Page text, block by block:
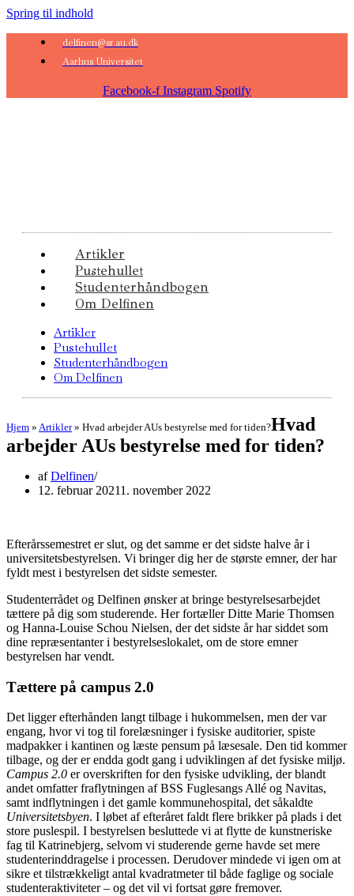
Spring til indhold
delfinen@sr.au.dk
Aarhus Universitet
Facebook-f Instagram Spotify
Artikler
Pustehullet
Studenterhåndbogen
Om Delfinen
Artikler
Pustehullet
Studenterhåndbogen
Om Delfinen
Hjem » Artikler» Hvad arbejder AUs bestyrelse med for tiden?Hvad
arbejder AUs bestyrelse med for tiden?
afDelfinen
12. februar 20211. november 2022
Efterårssemestret er slut, og det samme er det sidste halve år i
universitetsbestyrelsen. Vi bringer dig her de største emner, der har
fyldt mest i bestyrelsen det sidste semester.
Studenterrådet og Delfinen ønsker at bringe bestyrelsesarbejdet
tættere på dig som studerende. Her fortæller Ditte Marie Thomsen
og Hanna-Louise Schou Nielsen, der det sidste år har siddet som
dine repræsentanter i bestyrelseslokalet, om de store emner
bestyrelsen har vendt.
Tættere på campus 2.0
Det ligger efterhånden langt tilbage i hukommelsen, men der var
engang, hvor vi tog til forelæsninger i fysiske auditorier, spiste
madpakker i kantinen og læste pensum på læsesale. Den tid kommer
tilbage, og der er endda godt gang i udviklingen af det fysiske miljø.
Campus 2.0 er overskriften for den fysiske udvikling, der blandt
andet omfatter fraflytningen af BSS Fuglesangs Allé og Navitas,
samt indflytningen i det gamle kommunehospital, det såkaldte
Universitetsbyen. I løbet af efteråret faldt flere brikker på plads i det
store puslespil. I bestyrelsen besluttede vi at flytte de kunstneriske
fag til Katrinebjerg, selvom vi studerende gerne havde set mere
studenterinddragelse i processen. Derudover mindede vi igen om at
sikre et tilstrækkeligt antal kvadratmeter til både faglige og sociale
studenteraktiviteter – og det vil vi fortsat gøre fremover.